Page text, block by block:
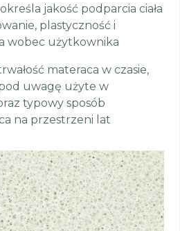
jakość podparcia ciała
plastyczność i
wobec użytkownika
materaca w czasie,
uwagę użyte w
typowy sposób
na przestrzeni lat